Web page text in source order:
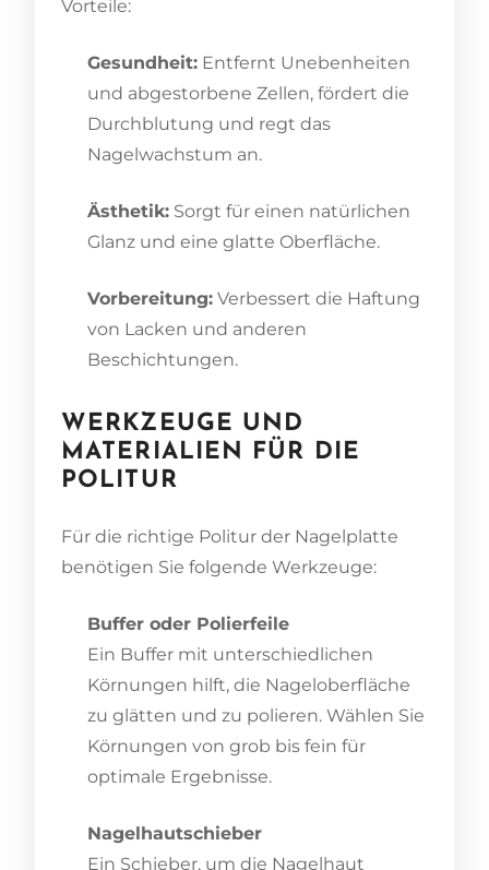
Vorteile:
Gesundheit: Entfernt Unebenheiten
und abgestorbene Zellen, fördert die
Durchblutung und regt das
Nagelwachstum an.
Ästhetik: Sorgt für einen natürlichen
Glanz und eine glatte Oberfläche.
Vorbereitung: Verbessert die Haftung
von Lacken und anderen
Beschichtungen.
WERKZEUGE UND
MATERIALIEN FÜR DIE
POLITUR
Für die richtige Politur der Nagelplatte
benötigen Sie folgende Werkzeuge:
Buffer oder Polierfeile
Ein Buffer mit unterschiedlichen
Körnungen hilft, die Nageloberfläche
zu glätten und zu polieren. Wählen Sie
Körnungen von grob bis fein für
optimale Ergebnisse.
Nagelhautschieber
Ein Schieber, um die Nagelhaut